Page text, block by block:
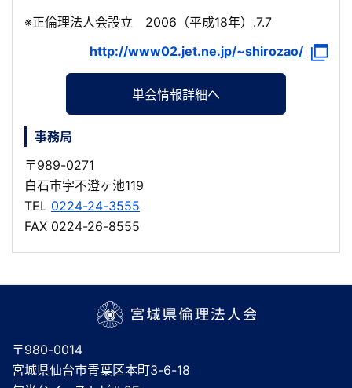
※正倫理法人会設立 2006（平成18年）.7.7
http://www02.jet.ne.jp/~shirozao/
単会情報詳細へ
事務局
〒989-0271
白石市字不澄ヶ池119
TEL 0224-24-3555
FAX 0224-26-8555
〒980-0014
宮城県仙台市青葉区本町3-6-18